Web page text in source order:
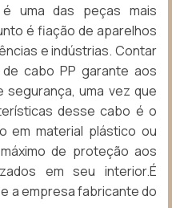
uma das peças mais
é fiação de aparelhos
e indústrias. Contar
cabo PP garante aos
uma vez que
desse cabo é o
em material plástico ou
de proteção aos
em seu interior.É
a empresa fabricante do